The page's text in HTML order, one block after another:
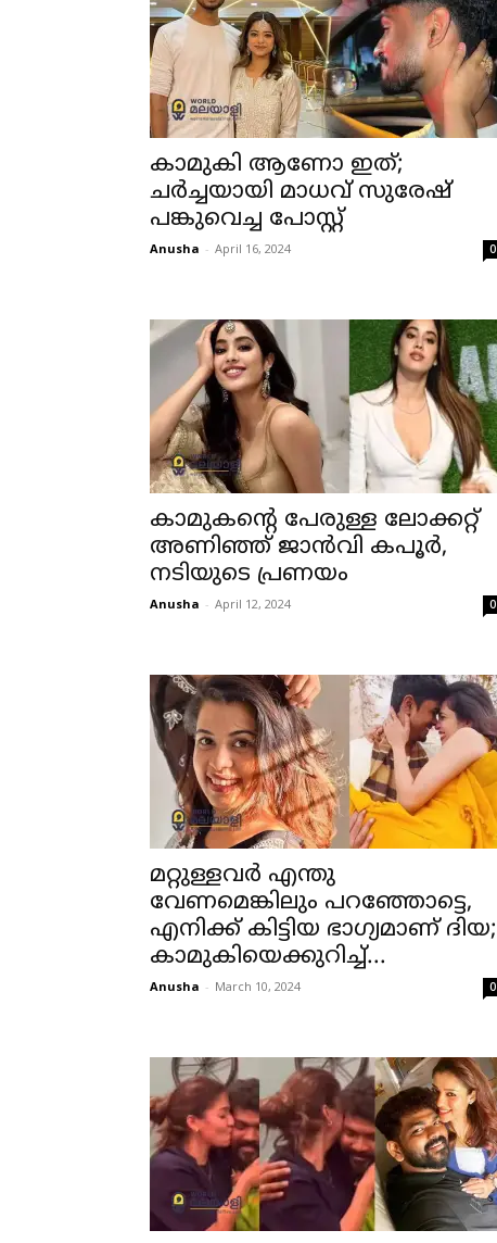
കാമുകി ആണോ ഇത്;
ചര്‍ച്ചയായി മാധവ് സുരേഷ്
പങ്കുവെച്ച പോസ്റ്റ്‌
Anusha - April 16, 2024 0
കാമുകന്റെ പേരുള്ള ലോക്കറ്റ്
അണിഞ്ഞ് ജാന്‍വി കപൂര്‍,
നടിയുടെ പ്രണയം
Anusha - April 12, 2024 0
മറ്റുള്ളവര്‍ എന്തു
വേണമെങ്കിലും പറഞ്ഞോട്ടെ,
എനിക്ക് കിട്ടിയ ഭാഗ്യമാണ് ദിയ;
കാമുകിയെക്കുറിച്ച്...
Anusha - March 10, 2024 0